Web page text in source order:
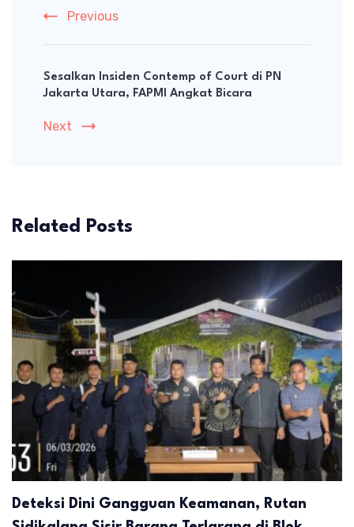
Previous
Sesalkan Insiden Contemp of Court di PN
Jakarta Utara, FAPMI Angkat Bicara
Next
Related Posts
Deteksi Dini Gangguan Keamanan, Rutan